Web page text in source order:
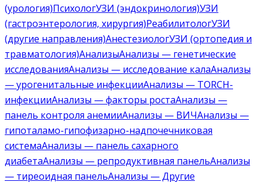
(урология)ПсихологУЗИ (эндокринология)УЗИ
(гастроэнтерология, хирургия)РеабилитологУЗИ
(другие направления)АнестезиологУЗИ (ортопедия и
травматология)АнализыАнализы — генетические
исследованияАнализы — исследование калаАнализы
— урогенитальные инфекцииАнализы — TORCH-
инфекцииАнализы — факторы ростаАнализы —
панель контроля анемииАнализы — ВИЧАнализы —
гипоталамо-гипофизарно-надпочечниковая
системаАнализы — панель сахарного
диабетаАнализы — репродуктивная панельАнализы
— тиреоидная панельАнализы — Другие